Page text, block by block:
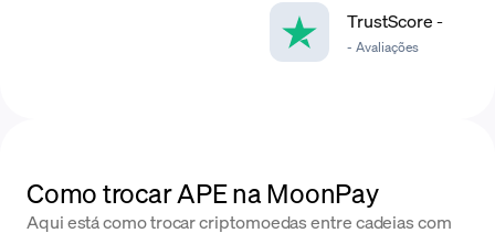
TrustScore-
- Avaliações
Como trocar APE na MoonPay
Aqui está como trocar criptomoedas entre cadeias com